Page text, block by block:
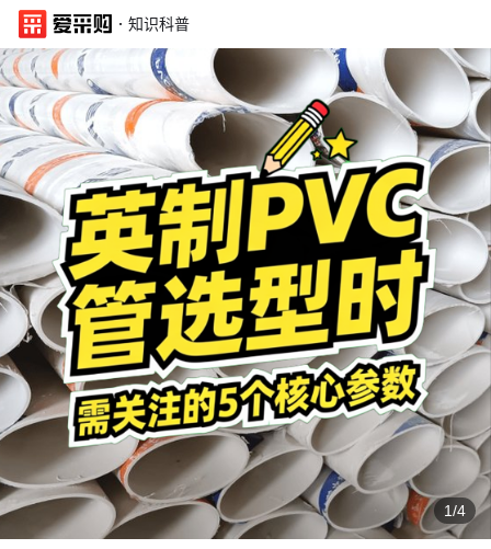
· 知识科普
1/4